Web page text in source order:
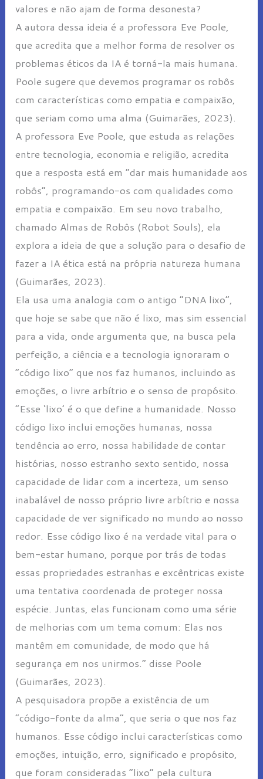
valores e não ajam de forma desonesta?
A autora dessa ideia é a professora Eve Poole,
que acredita que a melhor forma de resolver os
problemas éticos da IA é torná-la mais humana.
Poole sugere que devemos programar os robôs
com características como empatia e compaixão,
que seriam como uma alma (Guimarães, 2023).
A professora Eve Poole, que estuda as relações
entre tecnologia, economia e religião, acredita
que a resposta está em “dar mais humanidade aos
robôs”, programando-os com qualidades como
empatia e compaixão. Em seu novo trabalho,
chamado Almas de Robôs (Robot Souls), ela
explora a ideia de que a solução para o desafio de
fazer a IA ética está na própria natureza humana
(Guimarães, 2023).
Ela usa uma analogia com o antigo “DNA lixo”,
que hoje se sabe que não é lixo, mas sim essencial
para a vida, onde argumenta que, na busca pela
perfeição, a ciência e a tecnologia ignoraram o
“código lixo” que nos faz humanos, incluindo as
emoções, o livre arbítrio e o senso de propósito.
“Esse ‘lixo’ é o que define a humanidade. Nosso
código lixo inclui emoções humanas, nossa
tendência ao erro, nossa habilidade de contar
histórias, nosso estranho sexto sentido, nossa
capacidade de lidar com a incerteza, um senso
inabalável de nosso próprio livre arbítrio e nossa
capacidade de ver significado no mundo ao nosso
redor. Esse código lixo é na verdade vital para o
bem-estar humano, porque por trás de todas
essas propriedades estranhas e excêntricas existe
uma tentativa coordenada de proteger nossa
espécie. Juntas, elas funcionam como uma série
de melhorias com um tema comum: Elas nos
mantêm em comunidade, de modo que há
segurança em nos unirmos.” disse Poole
(Guimarães, 2023).
A pesquisadora propõe a existência de um
“código-fonte da alma”, que seria o que nos faz
humanos. Esse código inclui características como
emoções, intuição, erro, significado e propósito,
que foram consideradas “lixo” pela cultura